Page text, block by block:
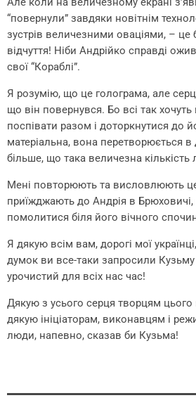
“повернули” завдяки новітнім
зустрів величезними оваціями, – це
відчуття! Ніби Андрійко справді
свої “Кораблі”.
Я розумію, що це голограма, але
що він повернувся. Бо всі так
поспівати разом і доторкнутися до
матеріальна, вона перетворюється в
більше, що така величезна
Мені повторюють та висловлюють
приїжджають до Андрія в Брюховичі,
помолитися біля його вічного
Я дякую всім вам, дорогі мої
думок ви все-таки запросили Кузьму
урочистий для всіх нас час!
Дякую з усього серця творцям цього
дякую ініціаторам, виконавцям і
люди, напевно, сказав би Кузьма!